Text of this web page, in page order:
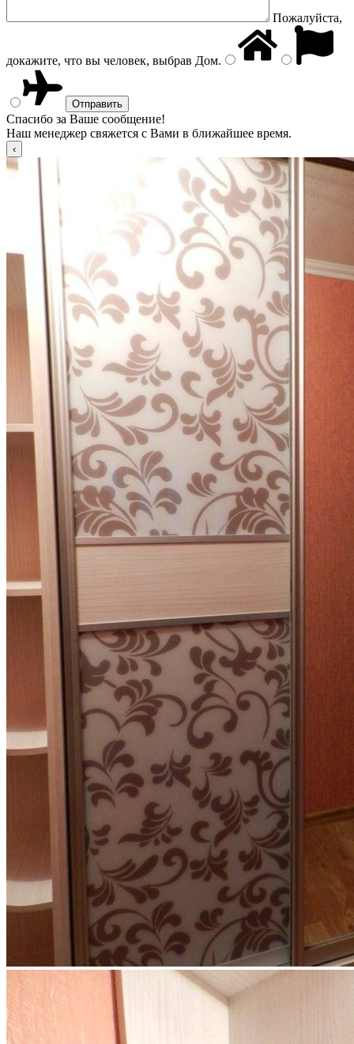
Пожалуйста,
докажите, что вы человек, выбрав Дом.
Спасибо за Ваше сообщение!
Наш менеджер свяжется с Вами в ближайшее время.